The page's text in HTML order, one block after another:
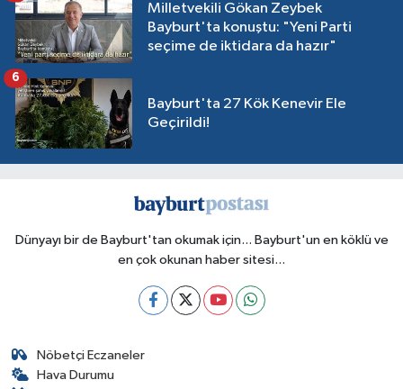
Milletvekili Gökan Zeybek
Bayburt'ta konuştu: "Yeni Parti
seçime de iktidara da hazır"
Bayburt'ta 27 Kök Kenevir Ele
Geçirildi!
6
Dünyayı bir de Bayburt'tan okumak için... Bayburt'un en köklü ve
en çok okunan haber sitesi...
Nöbetçi Eczaneler
Hava Durumu